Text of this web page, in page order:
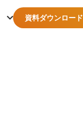
資料ダウンロード